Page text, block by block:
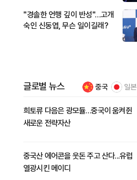
"경솔한 언행 깊이 반성"…고개
숙인 신동엽, 무슨 일이길래?
글로벌 뉴스 중국 일본
희토류 다음은 광모듈…중국이 움켜쥔
새로운 전략자산
중국산 에어콘을 웃돈 주고 산다...유럽
열광시킨 메이디